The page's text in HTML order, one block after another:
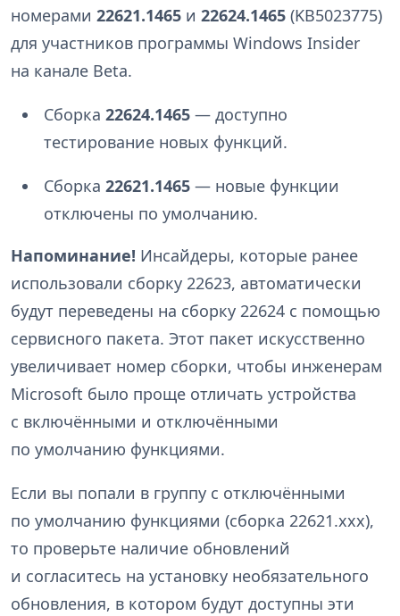
номерами 22621.1465 и 22624.1465 (KB5023775)
для участников программы Windows Insider
на канале Beta.
Сборка 22624.1465— доступно
тестирование новых функций.
Сборка 22621.1465— новые функции
отключены по умолчанию.
Напоминание! Инсайдеры, которые ранее
использовали сборку 22623, автоматически
будут переведены на сборку 22624 с помощью
сервисного пакета. Этот пакет искусственно
увеличивает номер сборки, чтобы инженерам
Microsoft было проще отличать устройства
с включёнными и отключёнными
по умолчанию функциями.
Если вы попали в группу с отключёнными
по умолчанию функциями (сборка 22621.xxx),
то проверьте наличие обновлений
и согласитесь на установку необязательного
обновления, в котором будут доступны эти